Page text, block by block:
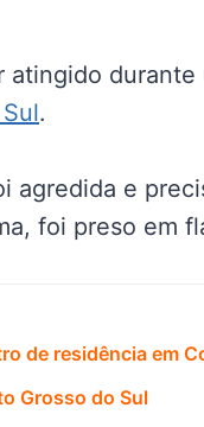
.
agredida e
foi preso em
de residência em
Grosso do Sul